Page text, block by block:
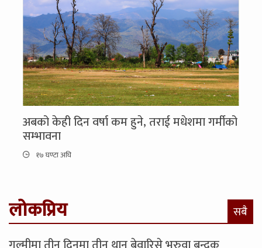
अबको केही दिन वर्षा कम हुने, तराई मधेशमा गर्मीको
सम्भावना
१७ घण्टा अघि
लोकप्रिय सबै